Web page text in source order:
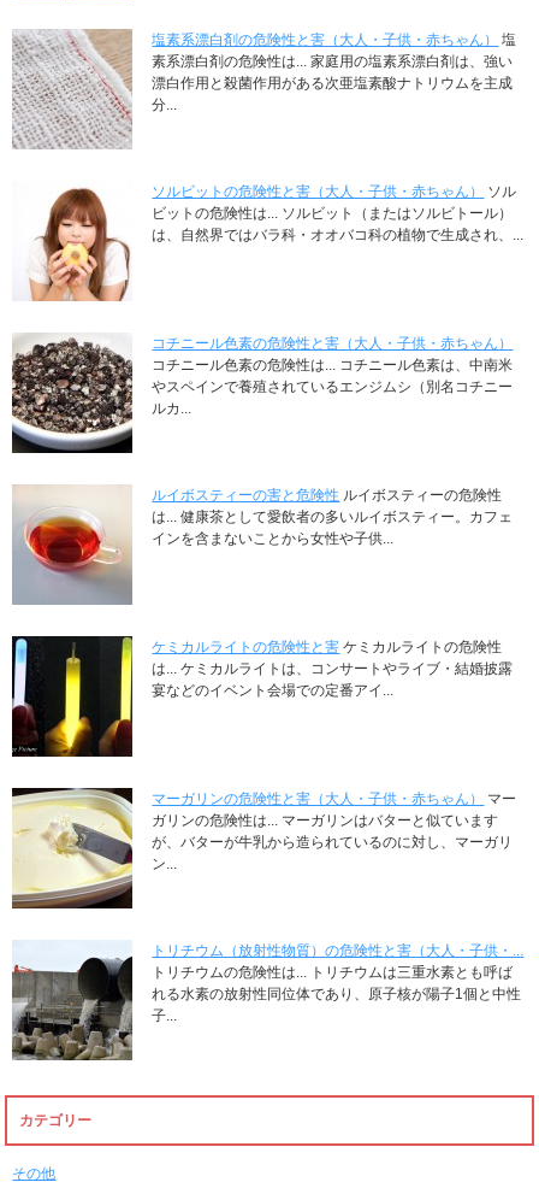
塩素系漂白剤の危険性と害（大人・子供・赤ちゃん）
塩
素系漂白剤の危険性は... 家庭用の塩素系漂白剤は、強い
漂白作用と殺菌作用がある次亜塩素酸ナトリウムを主成
分...
ソルビットの危険性と害（大人・子供・赤ちゃん）
ソル
ビットの危険性は... ソルビット（またはソルビトール）
は、自然界ではバラ科・オオバコ科の植物で生成され、...
コチニール色素の危険性と害（大人・子供・赤ちゃん）
コチニール色素の危険性は... コチニール色素は、中南米
やスペインで養殖されているエンジムシ（別名コチニー
ルカ...
ルイボスティーの害と危険性 ルイボスティーの危険性
は... 健康茶として愛飲者の多いルイボスティー。カフェ
インを含まないことから女性や子供...
ケミカルライトの危険性と害 ケミカルライトの危険性
は... ケミカルライトは、コンサートやライブ・結婚披露
宴などのイベント会場での定番アイ...
マーガリンの危険性と害（大人・子供・赤ちゃん）
マー
ガリンの危険性は... マーガリンはバターと似ています
が、バターが牛乳から造られているのに対し、マーガリ
ン...
トリチウム（放射性物質）の危険性と害（大人・子供・...
トリチウムの危険性は... トリチウムは三重水素とも呼ば
れる水素の放射性同位体であり、原子核が陽子1個と中性
子...
カテゴリー
その他